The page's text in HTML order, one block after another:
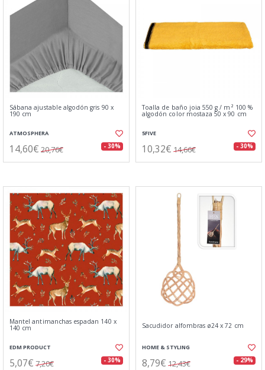
Sábana ajustable algodón gris 90 x
190 cm
ATMOSPHERA
14,60€ 20,76€ - 30%
Toalla de baño joia 550 g / m² 100 %
algodón color mostaza 50 x 90 cm
5FIVE
10,32€ 14,66€ - 30%
Mantel antimanchas espadan 140 x
140 cm
EDM PRODUCT
5,07€ 7,20€ - 30%
Sacudidor alfombras ø24 x 72 cm
HOME & STYLING
8,79€ 12,43€ - 29%